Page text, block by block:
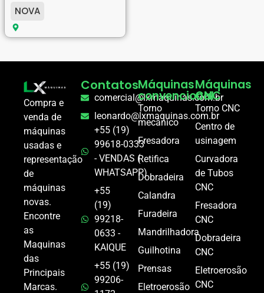
NOVA
Compra e
venda de
máquinas
usadas e
representação
de
máquinas
novas.
Encontre
as
Maquinas
das
Principais
Marcas.
Contatos
comercial@lxmaquinas.com.br
leonardo@lxmaquinas.com.br
+55 (19)
99618-0333
- VENDAS (
WHATSAPP)
+55
(19)
99218-
0633 -
KAIQUE
+55 (19)
99206-
Máquinas
convencional
Torno
mecânico
Fresadora
Retifica
Dobradeira
Calandra
Furadeira
Mandrilhadora
Guilhotina
Prensas
Eletroerosão
Máquinas
CNC
Torno CNC
Centro de
usinagem
Curvadora
de Tubos
CNC
Fresadora
CNC
Dobradeira
CNC
Eletroerosão
CNC